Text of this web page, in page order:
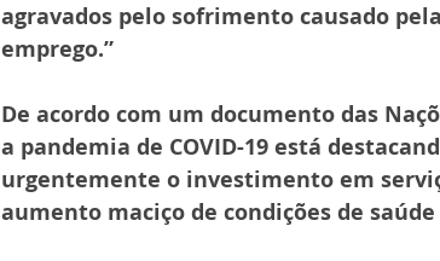
agravados pelo sofrimento causado
emprego.”
De acordo com um documento das
a pandemia de COVID-19 está
urgentemente o investimento em
aumento maciço de condições de